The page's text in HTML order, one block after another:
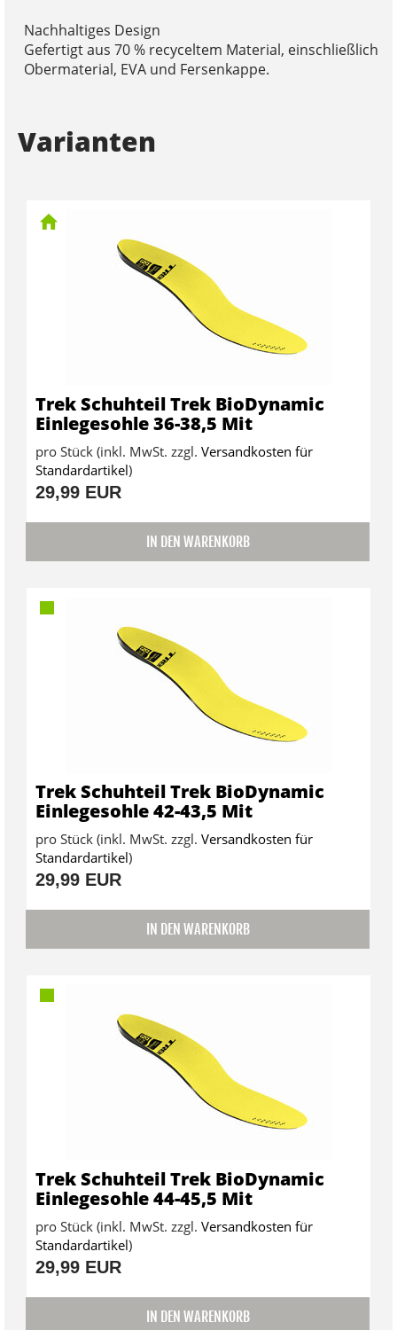
Nachhaltiges Design
Gefertigt aus 70 % recyceltem Material, einschließlich
Obermaterial, EVA und Fersenkappe.
Varianten
Trek Schuhteil Trek BioDynamic
Einlegesohle 36-38,5 Mit
pro Stück (inkl. MwSt. zzgl. Versandkosten für
Standardartikel)
29,99 EUR
IN DEN WARENKORB
Trek Schuhteil Trek BioDynamic
Einlegesohle 42-43,5 Mit
pro Stück (inkl. MwSt. zzgl. Versandkosten für
Standardartikel)
29,99 EUR
IN DEN WARENKORB
Trek Schuhteil Trek BioDynamic
Einlegesohle 44-45,5 Mit
pro Stück (inkl. MwSt. zzgl. Versandkosten für
Standardartikel)
29,99 EUR
IN DEN WARENKORB